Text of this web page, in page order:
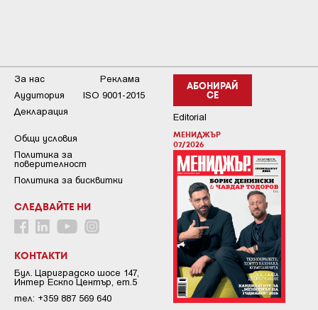
АБОНИРАЙ
СЕ
Editorial
МЕНИДЖЪР
07/2026
За нас
Реклама
Аудитория
ISO 9001-2015
Декларация
Общи условия
Пoлитикa зa
пoвepитeлнocт
Политика за бисквитки
СЛЕДВАЙТЕ НИ
КОНТАКТИ
Бул. Цариградско шосе 147,
Интер Ескпо Център, ет.5
тел: +359 887 569 640